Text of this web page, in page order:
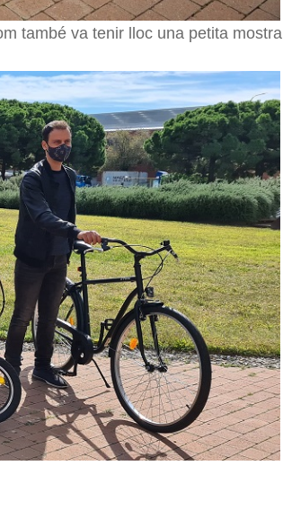
també va tenir lloc una petita mostra